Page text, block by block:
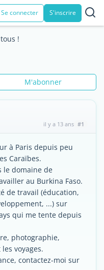
Se connecter S'inscrire
!
M'abonner
il y a 13 ans #1
à Paris depuis peu
Caraïbes.
le domaine de
au Burkina Faso.
de travail (éducation,
...) sur
qui me tente depuis
photographie,
voyages.
contactez-moi sur